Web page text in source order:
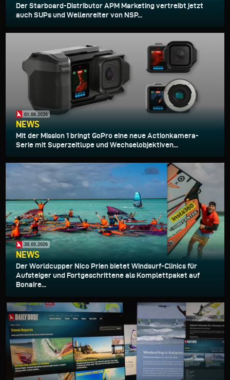
Der Starboard-Distributor APM Marketing vertreibt jetzt
auch SUPs und Wellenreiter von NSP...
01.06.2026
NEWS
Mit der Mission 1 bringt GoPro eine neue Actionkamera-
Serie mit Superzeitlupe und Wechselobjektiven...
30.05.2026
NEWS
Der Worldcupper Nico Prien bietet Windsurf-Clinics für
Aufsteiger und Fortgeschrittene als Komplettpaket auf
Bonaire...